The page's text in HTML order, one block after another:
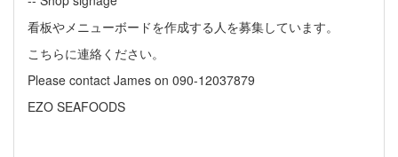
看板やメニューボードを作成する人を募集しています。
こちらに連絡ください。
Please contact James on 090-12037879
EZO SEAFOODS